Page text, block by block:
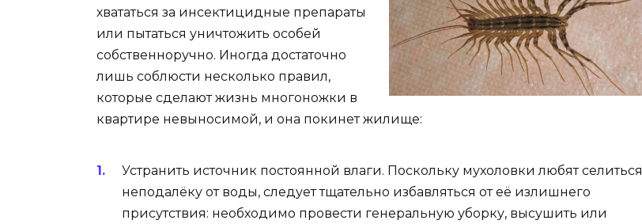
хвататься за инсектицидные препараты
или пытаться уничтожить особей
собственноручно. Иногда достаточно
лишь соблюсти несколько правил,
которые сделают жизнь многоножки в
квартире невыносимой, и она покинет жилище:
Устранить источник постоянной влаги. Поскольку мухоловки любят селиться
неподалёку от воды, следует тщательно избавляться от её излишнего
присутствия: необходимо провести генеральную уборку, высушить или